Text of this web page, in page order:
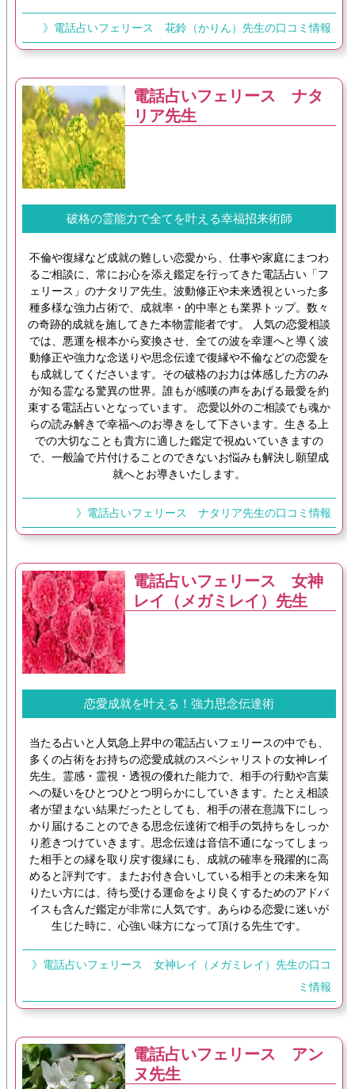
》電話占いフェリース 花鈴（かりん）先生の口コミ情報
電話占いフェリース ナタ
リア先生
破格の霊能力で全てを叶える幸福招来術師
不倫や復縁など成就の難しい恋愛から、仕事や家庭にまつわ
るご相談に、常にお心を添え鑑定を行ってきた電話占い「フ
ェリース」のナタリア先生。波動修正や未来透視といった多
種多様な強力占術で、成就率・的中率とも業界トップ。数々
の奇跡的成就を施してきた本物霊能者です。 人気の恋愛相談
では、悪運を根本から変換させ、全ての波を幸運へと導く波
動修正や強力な念送りや思念伝達で復縁や不倫などの恋愛を
も成就してくださいます。その破格のお力は体感した方のみ
が知る霊なる驚異の世界。誰もが感嘆の声をあげる最愛を約
束する電話占いとなっています。 恋愛以外のご相談でも魂か
らの読み解きで幸福へのお導きをして下さいます。生きる上
での大切なことも貴方に適した鑑定で視ぬいていきますの
で、一般論で片付けることのできないお悩みも解決し願望成
就へとお導きいたします。
》電話占いフェリース ナタリア先生の口コミ情報
電話占いフェリース 女神
レイ（メガミレイ）先生
恋愛成就を叶える！強力思念伝達術
当たる占いと人気急上昇中の電話占いフェリースの中でも、
多くの占術をお持ちの恋愛成就のスペシャリストの女神レイ
先生。霊感・霊視・透視の優れた能力で、相手の行動や言葉
への疑いをひとつひとつ明らかにしていきます。たとえ相談
者が望まない結果だったとしても、相手の潜在意識下にしっ
かり届けることのできる思念伝達術で相手の気持ちをしっか
り惹きつけていきます。思念伝達は音信不通になってしまっ
た相手との縁を取り戻す復縁にも、成就の確率を飛躍的に高
めると評判です。またお付き合いしている相手との未来を知
りたい方には、待ち受ける運命をより良くするためのアドバ
イスも含んだ鑑定が非常に人気です。あらゆる恋愛に迷いが
生じた時に、心強い味方になって頂ける先生です。
》電話占いフェリース 女神レイ（メガミレイ）先生の口コ
ミ情報
電話占いフェリース アン
ヌ先生